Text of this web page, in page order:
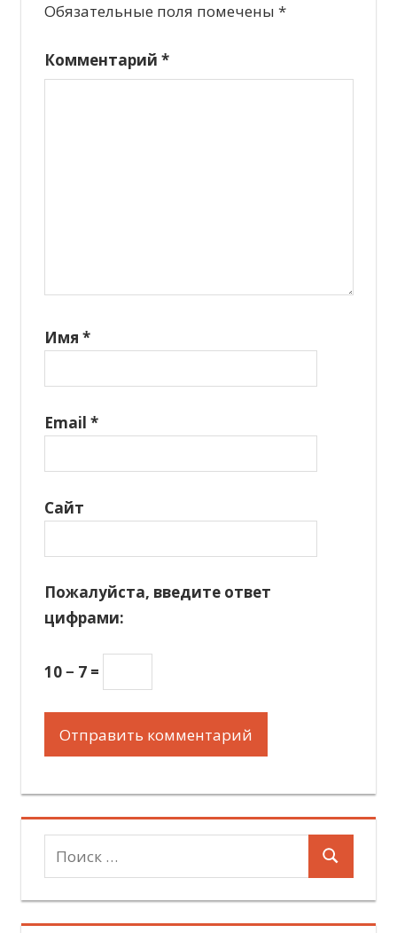
Обязательные поля помечены *
Комментарий *
Имя *
Email *
Сайт
Пожалуйста, введите ответ
цифрами:
10 − 7 =
Поиск
для:
Поиск